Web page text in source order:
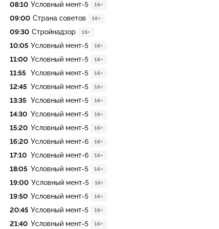
08:10 Условный мент-5 16+
09:00 Страна советов 16+
09:30 Стройнадзор 16+
10:05 Условный мент-5 16+
11:00 Условный мент-5 16+
11:55 Условный мент-5 16+
12:45 Условный мент-5 16+
13:35 Условный мент-5 16+
14:30 Условный мент-5 16+
15:20 Условный мент-5 16+
16:20 Условный мент-6 16+
17:10 Условный мент-6 16+
18:05 Условный мент-5 16+
19:00 Условный мент-5 16+
19:50 Условный мент-5 16+
20:45 Условный мент-5 16+
21:40 Условный мент-5 16+